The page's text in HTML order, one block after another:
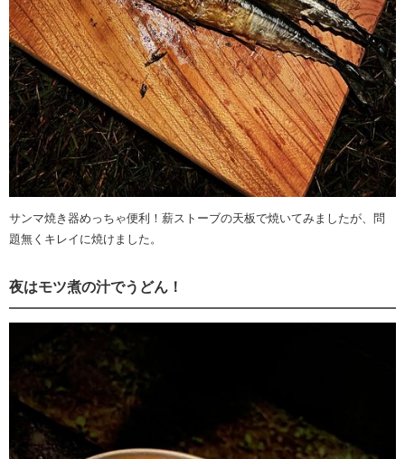
サンマ焼き器めっちゃ便利！薪ストーブの天板で焼いてみましたが、問
題無くキレイに焼けました。
夜はモツ煮の汁でうどん！